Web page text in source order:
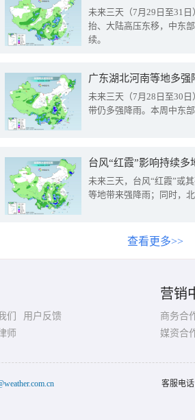
未来三天（7月29日至31
抬、大陆高压东移，中东
续。
广东湖北河南等地多
未来三天（7月28日至30
带仍多强降雨。本周中东
台风“红霞”影响持续
未来三天，台风“红霞”或
等地带来强降雨；同时，
查看更多>>
们
用户反馈
师
营销
商务合
媒资合
客服电